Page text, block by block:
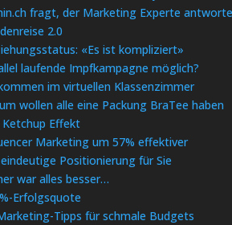
fragt, der Marketing Experte
2.0
«Es ist kompliziert»
laufende Impfkampagne möglich?
im virtuellen Klassenzimmer
wollen alle eine Packung BraTee haben
Ketchup Effekt
Marketing um 57% effektiver
Positionierung für Sie
war alles besser…
Erfolgsquote
Tipps für schmale Budgets